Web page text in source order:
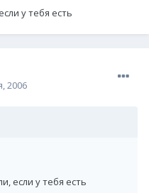
у тебя есть
2006
если у тебя есть